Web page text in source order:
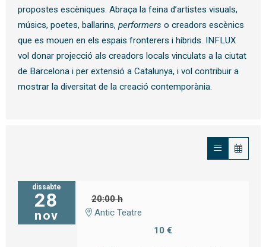
propostes escèniques. Abraça la feina d’artistes visuals,
músics, poetes, ballarins, performers o creadors escènics
que es mouen en els espais fronterers i híbrids. INFLUX
vol donar projecció als creadors locals vinculats a la ciutat
de Barcelona i per extensió a Catalunya, i vol contribuir a
mostrar la diversitat de la creació contemporània.
dissabte
28
nov
20:00 h
Antic Teatre
10 €